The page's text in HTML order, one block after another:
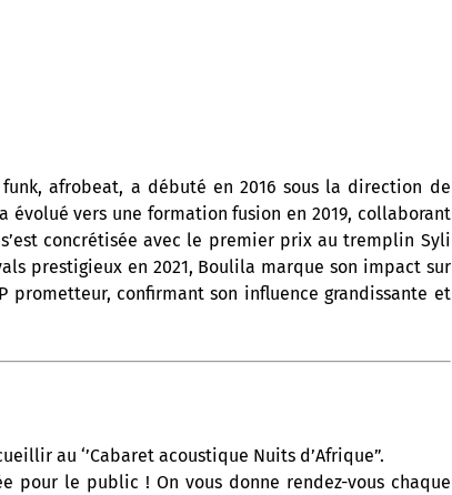
afrobeat, a débuté en 2016 sous la direction de
évolué vers une formation fusion en 2019, collaborant
concrétisée avec le premier prix au tremplin Syli
prestigieux en 2021, Boulila marque son impact sur
confirmant son influence grandissante et
au ‘’Cabaret acoustique Nuits d’Afrique”.
pour le public ! On vous donne rendez-vous chaque